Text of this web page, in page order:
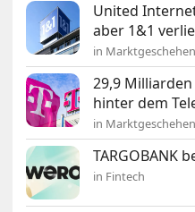
United
aber 1&1
in Marktgeschehen
29,9
hinter dem
in Marktgeschehen
TARGOBANK
in Fintech